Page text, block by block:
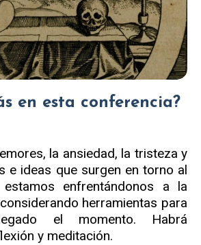
en esta conferencia?
la ansiedad, la tristeza y
e ideas que surgen en torno al
enfrentándonos a la
herramientas para
el momento. Habrá
y meditación.